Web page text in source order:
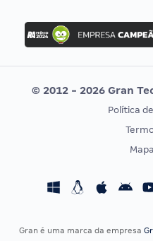
Concurso Ibama
Concurso MPU
Editais publicados
CONCURSOS POR PROFISSÃO
Concursos Fiscais
© 2012 - 2026 Gran
Política
Gran é uma marca da empresa